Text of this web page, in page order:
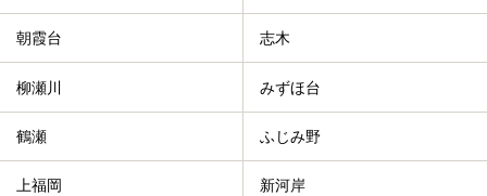
朝霞台 志木
柳瀬川 みずほ台
鶴瀬 ふじみ野
上福岡 新河岸